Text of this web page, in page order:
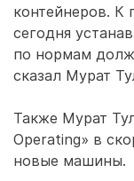
контейнеров. К
сегодня
по нормам
сказал Мурат
Также Мурат
Operating» в
новые машины.